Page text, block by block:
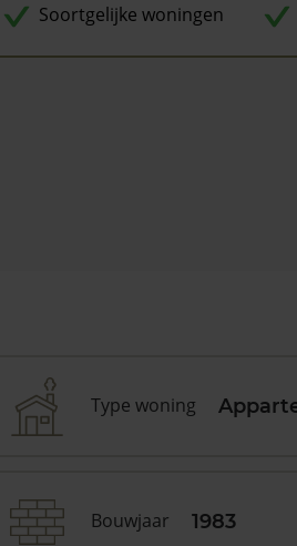
Soortgelijke woningen
Type woning
Bouwjaar 1983